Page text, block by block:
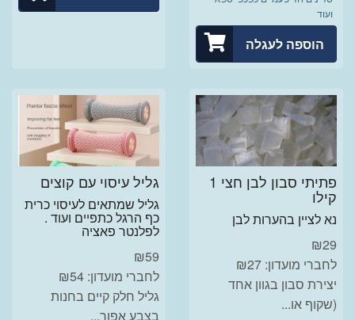
ועוד
הוספה לעגלה
פתיתי סבון לבן חצי 1
קילו
נא לציין בהערות לבן
₪29
לחברי מועדון: ₪27
יצירת סבון בגוון אחד
(שקוף או...
גליל עיסוי עם קוצים
גליל שמתאים לעיסוי כרית
כף הרגל כתפיים ועוד .
לפלנטר פאציה
₪59
לחברי מועדון: ₪54
גליל חלק קיים בחנות
בצבע אפור...